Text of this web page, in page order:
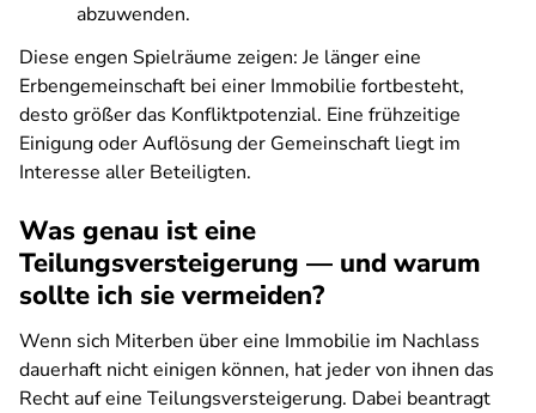
abzuwenden.
Diese engen Spielräume zeigen: Je länger eine
Erbengemeinschaft bei einer Immobilie fortbesteht,
desto größer das Konfliktpotenzial. Eine frühzeitige
Einigung oder Auflösung der Gemeinschaft liegt im
Interesse aller Beteiligten.
Was genau ist eine
Teilungsversteigerung — und warum
sollte ich sie vermeiden?
Wenn sich Miterben über eine Immobilie im Nachlass
dauerhaft nicht einigen können, hat jeder von ihnen das
Recht auf eine Teilungsversteigerung. Dabei beantragt